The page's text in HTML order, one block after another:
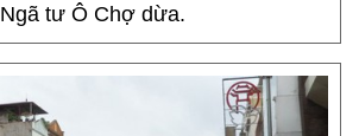
Ngã tư Ô Chợ dừa.